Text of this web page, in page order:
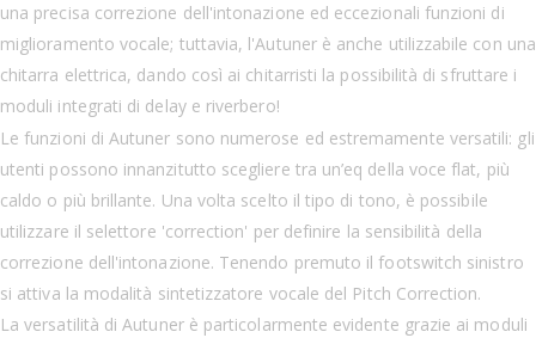
una precisa correzione dell'intonazione ed eccezionali funzioni di
miglioramento vocale; tuttavia, l'Autuner è anche utilizzabile con una
chitarra elettrica, dando così ai chitarristi la possibilità di sfruttare i
moduli integrati di delay e riverbero!
Le funzioni di Autuner sono numerose ed estremamente versatili: gli
utenti possono innanzitutto scegliere tra un’eq della voce flat, più
caldo o più brillante. Una volta scelto il tipo di tono, è possibile
utilizzare il selettore 'correction' per definire la sensibilità della
correzione dell'intonazione. Tenendo premuto il footswitch sinistro
si attiva la modalità sintetizzatore vocale del Pitch Correction.
La versatilità di Autuner è particolarmente evidente grazie ai moduli